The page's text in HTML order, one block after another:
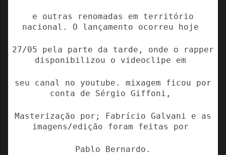
e outras renomadas em território
nacional. O lançamento ocorreu hoje
27/05 pela parte da tarde, onde o rapper
disponibilizou o videoclipe em
seu canal no youtube. mixagem ficou por
conta de Sérgio Giffoni,
Masterização por; Fabrício Galvani e as
imagens/edição foram feitas por
Pablo Bernardo.